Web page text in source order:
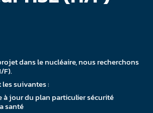
dans le nucléaire, nous recherchons
F).
suivantes :
à jour du plan particulier sécurité
santé